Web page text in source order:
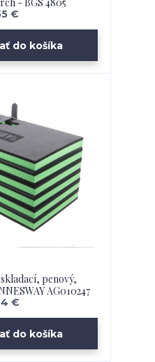
€
do košíka
penový,
AG010247
€
do košíka